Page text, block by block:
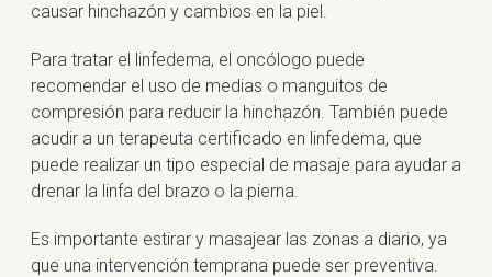
causar hinchazón y cambios en la piel.
Para tratar el linfedema, el oncólogo puede
recomendar el uso de medias o manguitos de
compresión para reducir la hinchazón. También puede
acudir a un terapeuta certificado en linfedema, que
puede realizar un tipo especial de masaje para ayudar a
drenar la linfa del brazo o la pierna.
Es importante estirar y masajear las zonas a diario, ya
que una intervención temprana puede ser preventiva.